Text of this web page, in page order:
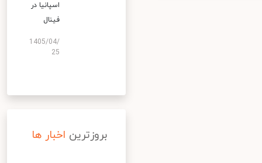
اسپانیا در
فینال
1405/04/
25
بروزترین اخبار ها